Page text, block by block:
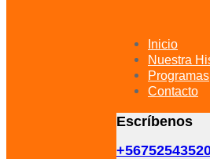
Inicio
Nuestra
Programas
Contacto
Escríbenos